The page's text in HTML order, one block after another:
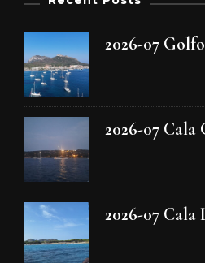
2026-07
2026-07
2026-07